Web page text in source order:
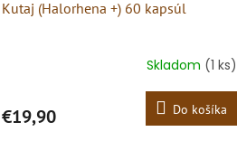
Kutaj (Halorhena +) 60 kapsúl
Skladom (1 ks)
€19,90 Do košíka